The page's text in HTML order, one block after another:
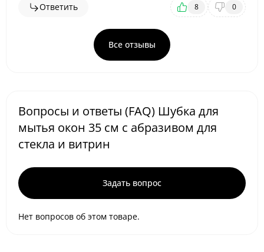
Ответить 8 0
Все отзывы
Вопросы и ответы (FAQ) Шубка для
мытья окон 35 см с абразивом для
стекла и витрин
Задать вопрос
Нет вопросов об этом товаре.